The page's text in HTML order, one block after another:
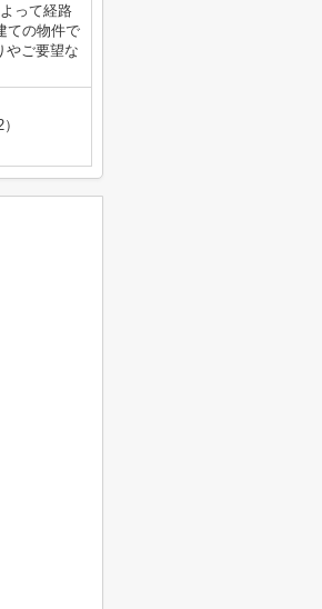
って経路
ての物件で
やご要望な